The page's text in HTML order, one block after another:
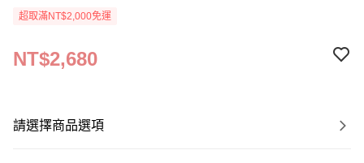
超取滿NT$2,000免運
NT$2,680
請選擇商品選項